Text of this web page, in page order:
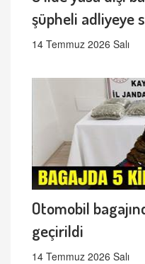
şüpheli adliyeye
14 Temmuz 2026 Salı
Otomobil
geçirildi
14 Temmuz 2026 Salı